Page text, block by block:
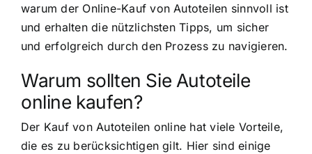
warum der Online-Kauf von Autoteilen sinnvoll ist
und erhalten die nützlichsten Tipps, um sicher
und erfolgreich durch den Prozess zu navigieren.
Warum sollten Sie Autoteile
online kaufen?
Der Kauf von Autoteilen online hat viele Vorteile,
die es zu berücksichtigen gilt. Hier sind einige